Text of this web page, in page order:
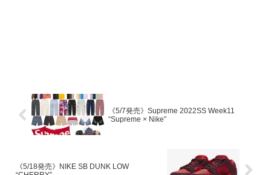
《5/7発売》Supreme 2022SS Week11
“Supreme × Nike”
《5/18発売》NIKE SB DUNK LOW